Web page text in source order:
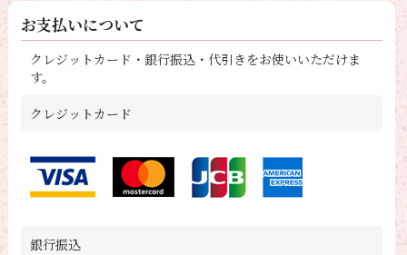
お支払いについて
クレジットカード・銀行振込・代引きをお使いいただけま
す。
クレジットカード
銀行振込